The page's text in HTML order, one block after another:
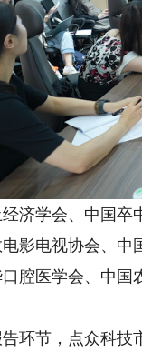
学会、中国卒中
影电视协会、中
腔医学会、中国
节，点众科技市